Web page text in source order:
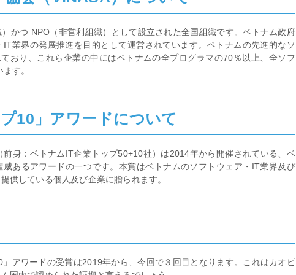
かつ NPO（非営利組織）として設立された全国組織です。ベトナム政府
業界の発展推進を目的として運営されています。ベトナムの先進的なソ
おり、これら企業の中にはベトナムの全プログラマの70％以上、全ソフ
す。
10」アワードについて
前身：ベトナムIT企業トップ50+10社）は2014年から開催されている、ベ
あるアワードの一つです。本賞はベトナムのソフトウェア・IT業界及び
供している個人及び企業に贈られます。
アワードの受賞は2019年から、今回で３回目となります。これはカオピ